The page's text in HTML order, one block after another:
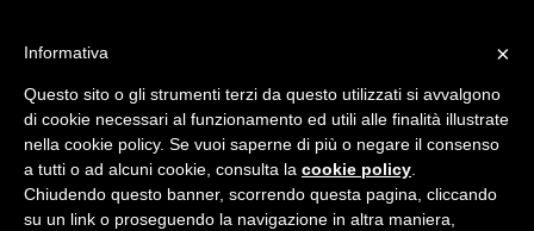
Circolo
Statuto e
Regolamenti
Storia
Ormeggi
Sede e Servizi
×
Informativa
Questo sito o gli strumenti terzi da questo utilizzati si avvalgono
di cookie necessari al funzionamento ed utili alle finalità illustrate
nella cookie policy. Se vuoi saperne di più o negare il consenso
a tutti o ad alcuni cookie, consulta la cookie policy
Chiudendo questo banner, scorrendo questa pagina, cliccando
su un link o proseguendo la navigazione in altra maniera,